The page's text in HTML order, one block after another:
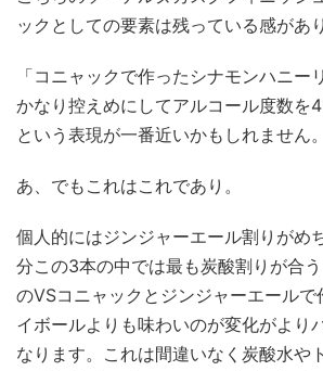
ックとしての要素は残っている感があ
「コニャックで作ったシナモンハニー
かなり控えめにしてアルコール度数を
という表現が一番近いかもしれません
あ、でもこれはこれであり。
個人的にはジンジャーエール割りがめ
分この3本の中では最も炭酸割りが合
のVSコニャックとジンジャーエールで
イボールよりも味わいのが変化がより
なります。これは間違いなく炭酸水や